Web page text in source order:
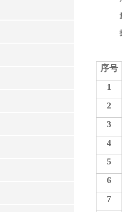
序号
1
2
3
4
5
6
7